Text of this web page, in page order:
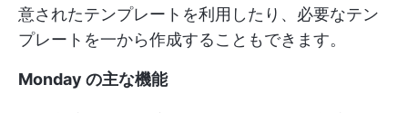
意されたテンプレートを利用したり、必要なテン
プレートを一から作成することもできます。
Monday の主な機能